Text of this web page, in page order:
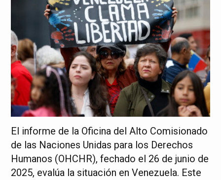
El informe de la Oficina del Alto Comisionado
de las Naciones Unidas para los Derechos
Humanos (OHCHR), fechado el 26 de junio de
2025, evalúa la situación en Venezuela. Este